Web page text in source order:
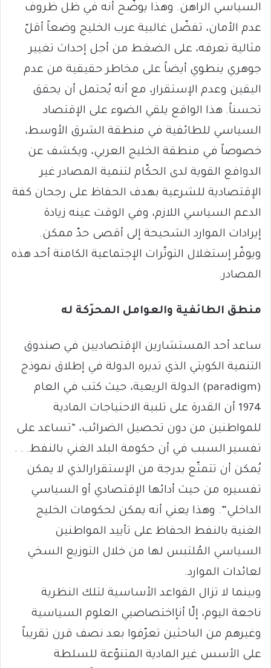
السياسي الراهن. وهذا يوضّح أنه في ظل ظروف
عدم الأمان، تفضّل غالبية عرب الخليج وضعاً أقلّ
مثالية تعرفه، على الضغط من أجل إحداث تغيير
جوهري ينطوي أيضاً على مخاطر حقيقية من عدم
اليقين وعدم الإستقرار، مع أنه يُحتمل أن يحقق
تحسناً. هذا الواقع يلقي الضوء على الإقتصاد
السياسي للطائفية في منطقة الشرق الأوسط،
خصوصاً في منطقة الخليج العربي، ويكشف عن
الدوافع القوية لدى الحكّام لتنمية المصادر غير
الإقتصادية للشرعية بهدف الحفاظ على رجحان كفة
الدعم السياسي اللازم، وفي الوقت عينه زيادة
إيرادات الموارد الشحيحة إلى أقصى حدّ ممكن.
ويوفّر إستغلال التوتّرات الإجتماعية الكامنة أحد هذه
المصادر.
منطق الطائفية والعوامل المحرّكة له
ساعد أحد المستشارين الإقتصاديين في صندوق
التنمية الكويتي الذي تديره الدولة في إطلاق نموذج
(paradigm) الدولة الريعية، حيث كتب في العام
1974 أن القدرة على تلبية الاحتياجات المادية
للمواطنين من دون تحصيل الضرائب، “تساعد على
تفسير السبب في أن حكومة البلد الغني بالنفط. . .
يُمكن أن تتمتّع بدرجة من الإستقرارالذي لا يمكن
تفسيره من حيث أدائها الإقتصادي أو السياسي
الداخلي”. وهذا يعني أنه يمكن لحكومات الخليج
الغنية بالنفط الحفاظ على تأييد المواطنين
السياسي المُلتبس لها من خلال التوزيع السخي
لعائدات الموارد.
وبينما لا تزال القواعد الأساسية لتلك النظرية
ناجعة اليوم، إلّا أنإاختصاصيي العلوم السياسية
وغيرهم من الباحثين تعرّفوا بعد نصف قرن تقريباً
على الأسس غير المادية المتنوّعة للسلطة